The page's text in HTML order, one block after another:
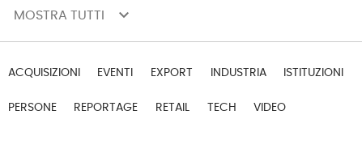
MOSTRA TUTTI keyboard_arrow_down
ACQUISIZIONI EVENTI EXPORT INDUSTRIA ISTITUZIONI
PERSONE REPORTAGE RETAIL TECH VIDEO